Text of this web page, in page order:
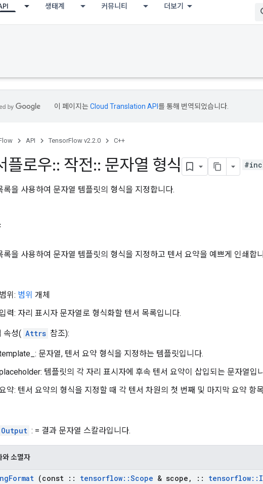
생태계 커뮤니티 더보기
이 페이지는Cloud Translation API 를 통해 번역되었습니다.
API TensorFlow v2.2.0 C++
플로우:: 작전:: 문자열 형식
록을 사용하여 문자열 템플릿의 형식을 지정합니다.
록을 사용하여 문자열 템플릿의 형식을 지정하고 텐서 요약을 예쁘게 인쇄합
범위: 범위 개체
입력: 자리 표시자 문자열로 형식화할 텐서 목록입니다.
속성( Attrs 참조):
문자열, 텐서 요약 형식을 지정하는 템플릿입니다.
템플릿의 각 자리 표시자에 후속 텐서 요약이 삽입되는 문자열입
약: 텐서 요약의 형식을 지정할 때 각 텐서 차원의 첫 번째 및 마지막 요약 항
Output : = 결과 문자열 스칼라입니다.
와 소멸자
Format (const :: tensorflow::Scope & scope , :: tensorflow::